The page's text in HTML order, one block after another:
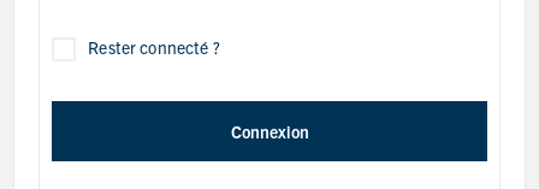
Rester connecté ?
Connexion